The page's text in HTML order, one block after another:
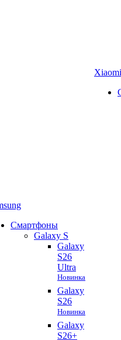
Смартфоны
Galaxy S
Galaxy
S26
Ultra
Новинка
Galaxy
S26
Новинка
Galaxy
S26+
Xiaomi